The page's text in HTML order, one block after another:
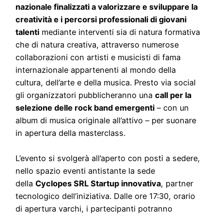
nazionale finalizzati a valorizzare e sviluppare la
creatività e i percorsi professionali di giovani
talenti mediante interventi sia di natura formativa
che di natura creativa, attraverso numerose
collaborazioni con artisti e musicisti di fama
internazionale appartenenti al mondo della
cultura, dell’arte e della musica. Presto via social
gli organizzatori pubblicheranno una call per la
selezione delle rock band emergenti – con un
album di musica originale all’attivo – per suonare
in apertura della masterclass.
L’evento si svolgerà all’aperto con posti a sedere,
nello spazio eventi antistante la sede
della Cyclopes SRL Startup innovativa, partner
tecnologico dell’iniziativa. Dalle ore 17:30, orario
di apertura varchi, i partecipanti potranno